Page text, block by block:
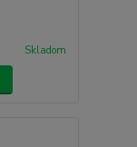
Skladom